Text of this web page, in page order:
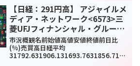
23.02(-1.17%)1...
【日経：291円高】 アジャイルメ
ディア・ネットワーク<6573>三
菱UFJフィナンシャル・グループ
<8306>ソフトバンクグループ
<9984>今日のデイトレ8月22日
市況概観名前始値高値安値終値前日比
(%)売買高日経平均
31792.631906.131693.7631856.7129